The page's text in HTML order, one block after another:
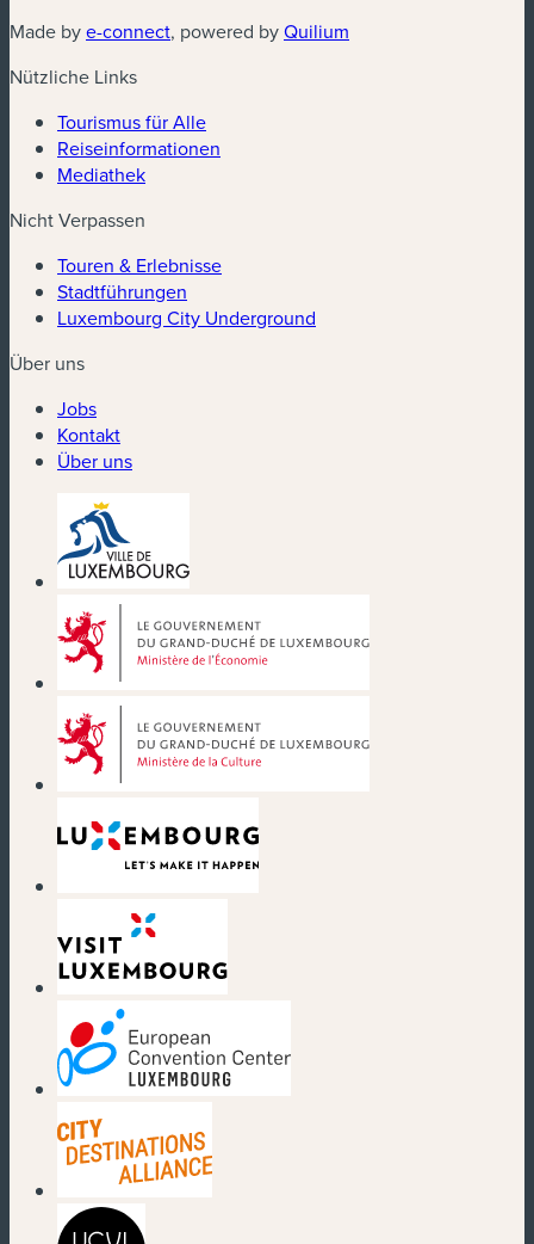
Made bye-connect(neues Fenster)
, powered byQuilium
Nützliche Links
Tourismus für Alle
Reiseinformationen
Mediathek
Nicht Verpassen
Touren & Erlebnisse
Stadtführungen
Luxembourg City Underground
Über uns
Jobs
Kontakt
Über uns